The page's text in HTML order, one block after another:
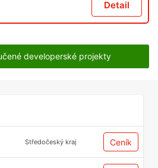
Detail
developerské projekty
Středočeský kraj Ceník